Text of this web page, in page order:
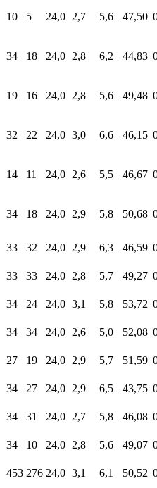
32 9 24,0 3,2 6,6 48,09
34 18 24,0 2,5 5,4 46,30
10 5 24,0 2,7 5,6 47,50
34 18 24,0 2,8 6,2 44,83
19 16 24,0 2,8 5,6 49,48
32 22 24,0 3,0 6,6 46,15
34 18 24,0 2,9 5,8 50,68
33 32 24,0 2,9 6,3 46,59
33 33 24,0 2,8 5,7 49,27
34 24 24,0 3,1 5,8 53,72
34 34 24,0 2,6 5,0 52,08
27 19 24,0 2,9 5,7 51,59